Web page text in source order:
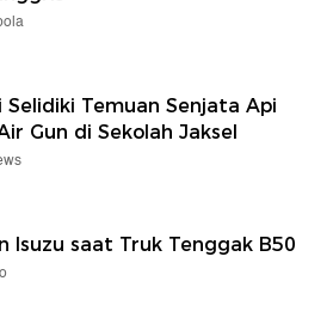
Selidiki Temuan Senjata Api
Gun di Sekolah Jaksel
Isuzu saat Truk Tenggak B50